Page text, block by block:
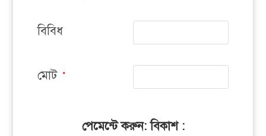
বিবিধ
মোট *
পেমেন্টে করুন: বিকাশ :